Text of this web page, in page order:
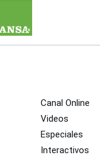
Canal Online
Videos
Especiales
Interactivos